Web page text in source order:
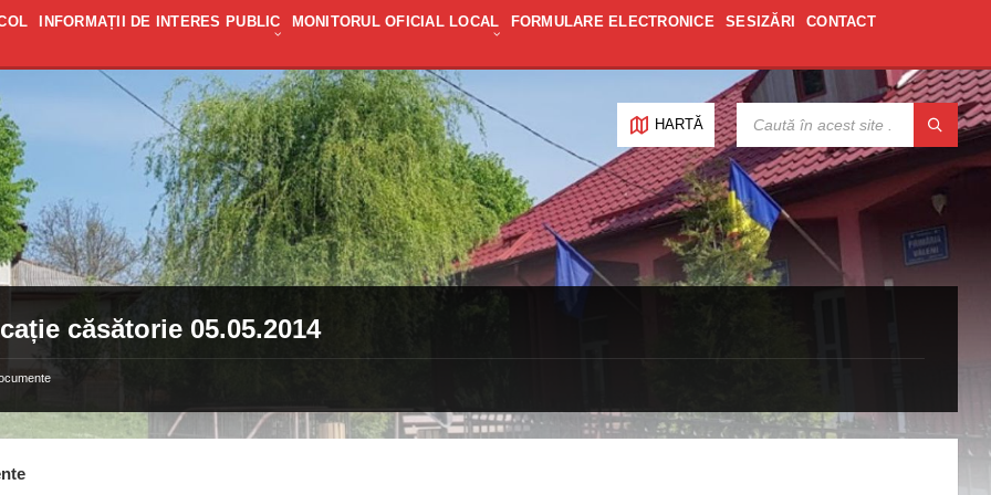
INFORMAȚII DE INTERES PUBLIC MONITORUL OFICIAL LOCAL FORMULARE ELECTRONICE SESIZĂRI CONTACT
HARTĂ
CAUTĂ:
căsătorie 05.05.2014